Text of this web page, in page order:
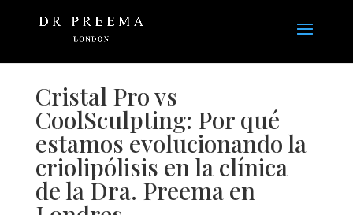
Cristal Pro vs
CoolSculpting: Por qué
estamos evolucionando la
criolipólisis en la clínica
de la Dra. Preema en